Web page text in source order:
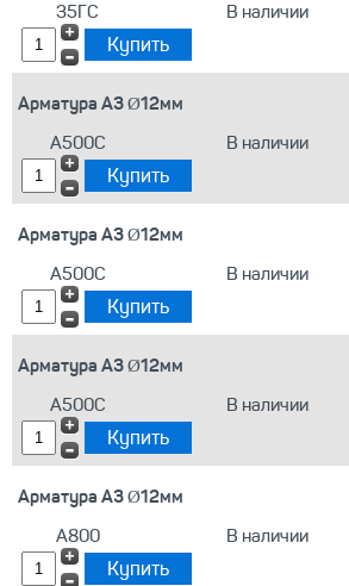
35ГС
В наличии
Арматура А3 Ø12мм
А500С
В наличии
Арматура А3 Ø12мм
А500С
В наличии
Арматура А3 Ø12мм
А500С
В наличии
Арматура А3 Ø12мм
А800
В наличии